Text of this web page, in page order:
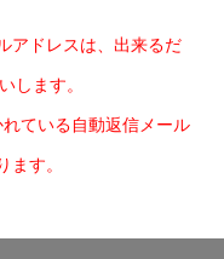
アドレスは、出来るだ
します。
ている自動返信メール
ます。